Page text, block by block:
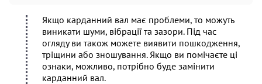
Якщо карданний вал має проблеми, то можуть
виникати шуми, вібрації та зазори. Під час
огляду ви також можете виявити пошкодження,
тріщини або зношування. Якщо ви помічаєте ці
ознаки, можливо, потрібно буде замінити
карданний вал.